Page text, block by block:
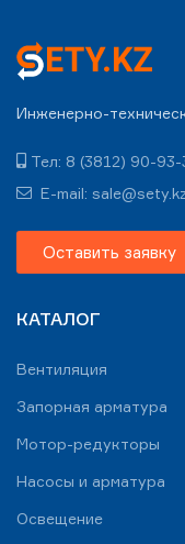
Инженерно-
Тел: 8 (3812) 90-93-
E-mail: sale@sety.kz
Оставить заявку
КАТАЛОГ
Вентиляция
Запорная арматура
Мотор-редукторы
Насосы и арматура
Освещение